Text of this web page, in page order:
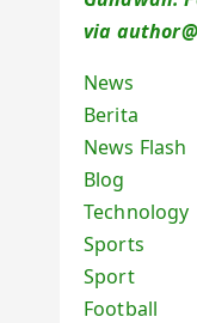
via
News
Berita
News Flash
Blog
Technology
Sports
Sport
Football